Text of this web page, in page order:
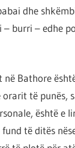
dhe
– burri – edhe
në Bathore
të punës,
është e
të ditës